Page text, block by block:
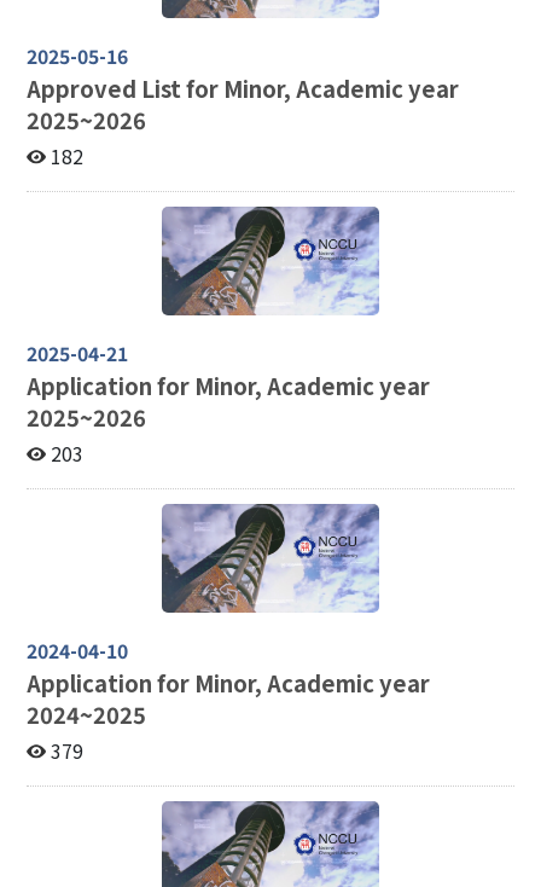
2025-05-16
Approved List for Minor, Academic year
2025~2026
182
2025-04-21
Application for Minor, Academic year
2025~2026
203
2024-04-10
Application for Minor, Academic year
2024~2025
379